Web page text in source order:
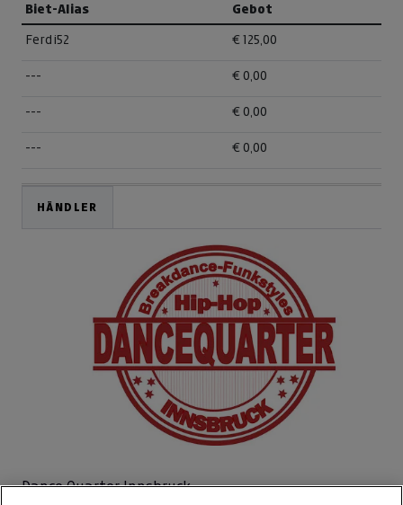
Biet-Alias Gebot
Ferdi52 € 125,00
--- € 0,00
--- € 0,00
--- € 0,00
HÄNDLER
Dance Quarter Innsbruck